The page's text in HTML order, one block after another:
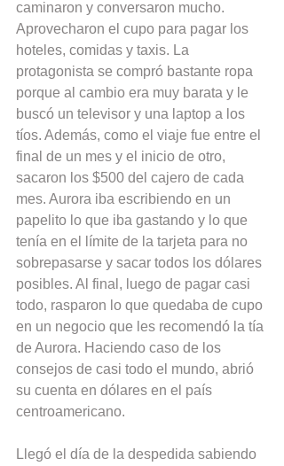
caminaron y conversaron mucho.
Aprovecharon el cupo para pagar los
hoteles, comidas y taxis. La
protagonista se compró bastante ropa
porque al cambio era muy barata y le
buscó un televisor y una laptop a los
tíos. Además, como el viaje fue entre el
final de un mes y el inicio de otro,
sacaron los $500 del cajero de cada
mes. Aurora iba escribiendo en un
papelito lo que iba gastando y lo que
tenía en el límite de la tarjeta para no
sobrepasarse y sacar todos los dólares
posibles. Al final, luego de pagar casi
todo, rasparon lo que quedaba de cupo
en un negocio que les recomendó la tía
de Aurora. Haciendo caso de los
consejos de casi todo el mundo, abrió
su cuenta en dólares en el país
centroamericano.
Llegó el día de la despedida sabiendo